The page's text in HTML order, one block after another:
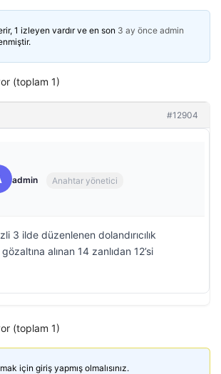
1 izleyen vardır ve en son 3 ay önce admin
(toplam 1)
#12904
admin Anahtar yönetici
3 ilde düzenlenen dolandırıcılık
alınan 14 zanlıdan 12’si
(toplam 1)
için giriş yapmış olmalısınız.